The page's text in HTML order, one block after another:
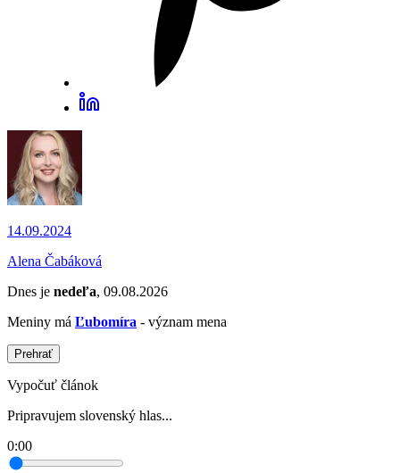
14.09.2024
Alena Čabáková
Dnes je nedeľa, 09.08.2026
Meniny má Ľubomíra - význam mena
Prehrať
Vypočuť článok
Pripravujem slovenský hlas...
0:00